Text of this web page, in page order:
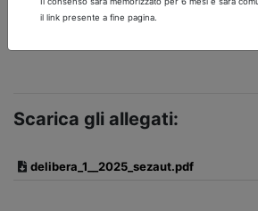
IL SISTEMA DEI CONTROLLI INTERNI DEGLI
Scarica gli allegati:
delibera_1__2025_sezaut.pdf
il link presente a fine pagina.